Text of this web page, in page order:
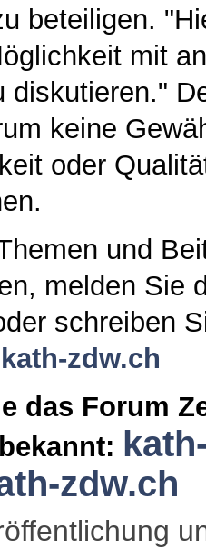
beteiligen.
mit
diskutieren."
keine
oder
und
melden Sie
schreiben
zdw.ch
das Forum
zdw.ch